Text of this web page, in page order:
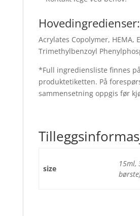
Hovedingredienser:
Acrylates Copolymer, HEMA,
Trimethylbenzoyl
*Full ingrediensliste finnes på
produktetiketten. På
sammensetning oppgis før
size
15ml,